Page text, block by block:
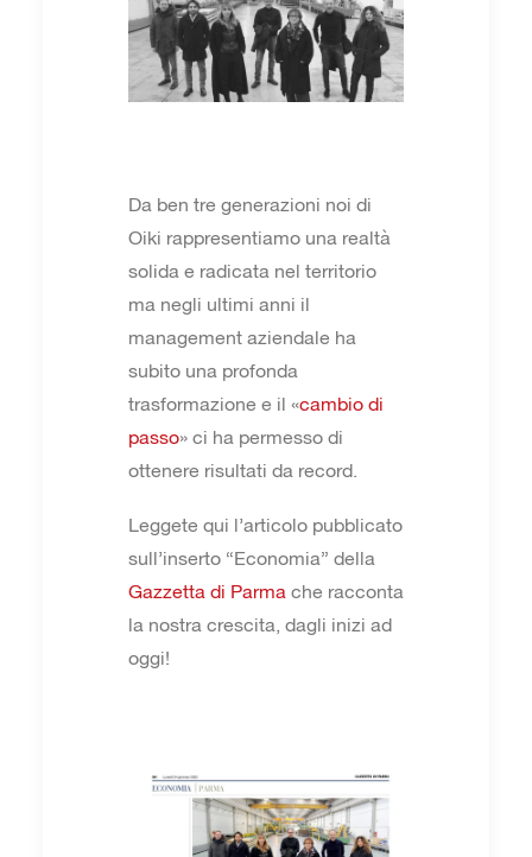
Da ben tre generazioni noi di
Oiki rappresentiamo una realtà
solida e radicata nel territorio
ma negli ultimi anni il
management aziendale ha
subito una profonda
trasformazione e il «cambio di
passo» ci ha permesso di
ottenere risultati da record.
Leggete qui l’articolo pubblicato
sull’inserto “Economia” della
Gazzetta di Parma che racconta
la nostra crescita, dagli inizi ad
oggi!